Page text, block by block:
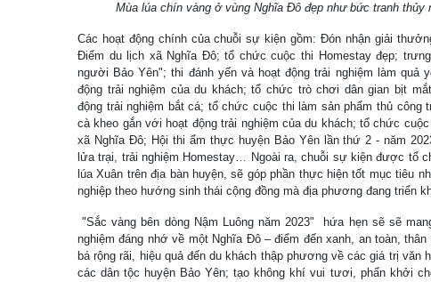
Mùa lúa chín vàng ở vùng Nghĩa Đô đẹp như bức tranh thủy
Các hoạt động chính của chuỗi sự kiện gồm: Đón nhận giải
Điểm du lịch xã Nghĩa Đô; tổ chức cuộc thi Homestay đẹp;
người Bảo Yên"; thi đánh yến và hoạt động trải nghiệm làm quả
động trải nghiệm của du khách; tổ chức trò chơi dân gian bịt
động trải nghiệm bắt cá; tổ chức cuộc thi làm sản phẩm thủ công
cà kheo gắn với hoạt động trải nghiệm của du khách; tổ chức
xã Nghĩa Đô; Hội thi ẩm thực huyện Bảo Yên lần thứ 2 - năm
lửa trại, trải nghiệm Homestay… Ngoài ra, chuỗi sự kiện được tổ
lúa Xuân trên địa bàn huyện, sẽ góp phần thực hiện tốt mục tiêu
nghiệp theo hướng sinh thái cộng đồng mà địa phương đang triển
"Sắc vàng bên dòng Nậm Luông năm 2023" hứa hẹn sẽ sẽ
nghiệm đáng nhớ về một Nghĩa Đô – điểm đến xanh, an toàn, thân
bá rộng rãi, hiệu quả đến du khách thập phương về các giá trị văn
các dân tộc huyện Bảo Yên; tạo không khí vui tươi, phấn khởi